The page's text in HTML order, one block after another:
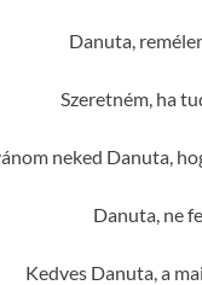
Danuta,
Szeretném, ha
neked Danuta,
Danuta, ne
Kedves Danuta, a